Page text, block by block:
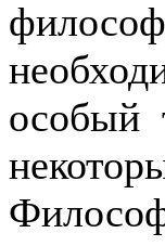
особый